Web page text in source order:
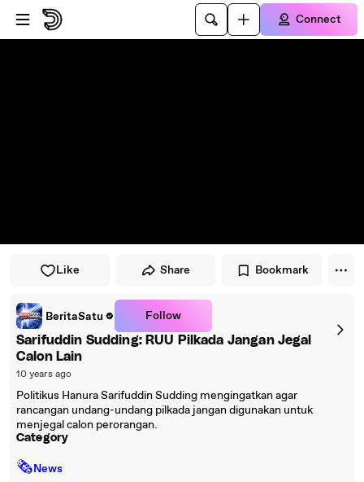
Skip to player
Skip to main content
Connect
Like Share Bookmark
BeritaSatu Follow
Sarifuddin Sudding: RUU Pilkada Jangan Jegal
Calon Lain
10 years ago
Politikus Hanura Sarifuddin Sudding mengingatkan agar
rancangan undang-undang pilkada jangan digunakan untuk
menjegal calon perorangan.
Category
🗞News